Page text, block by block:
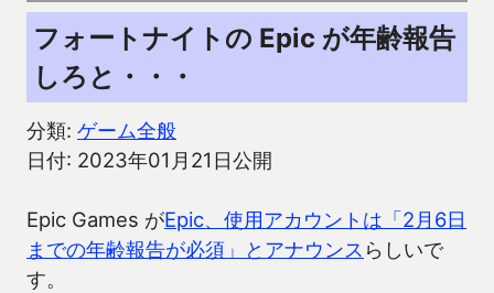
フォートナイトの Epic が年齢報告
しろと・・・
分類: ゲーム全般
日付: 2023年01月21日公開
Epic Games がEpic、使用アカウントは「2月6日
までの年齢報告が必須」とアナウンス らしいで
す。